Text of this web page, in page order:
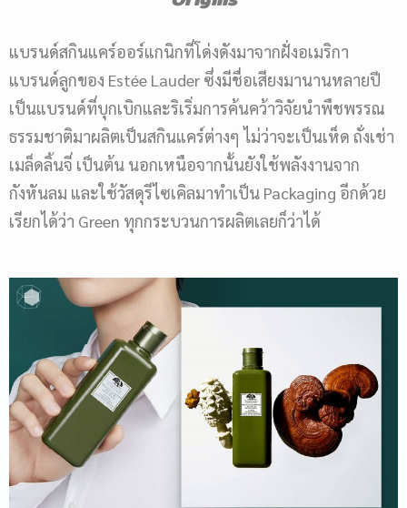
แบรนด์สกินแคร์ออร์แกนิกที่โด่งดังมาจากฝั่งอเมริกา
แบรนด์ลูกของ Estée Lauder ซึ่งมีชื่อเสียงมานานหลายปี
เป็นแบรนด์ที่บุกเบิกและริเริ่มการค้นคว้าวิจัยนำพืชพรรณ
ธรรมชาติมาผลิตเป็นสกินแคร์ต่างๆ ไม่ว่าจะเป็นเห็ด ถั่งเช่า
เมล็ดลิ้นจี่ เป็นต้น นอกเหนือจากนั้นยังใช้พลังงานจาก
กังหันลม และใช้วัสดุรีไซเคิลมาทำเป็น Packaging อีกด้วย
เรียกได้ว่า Green ทุกกระบวนการผลิตเลยก็ว่าได้